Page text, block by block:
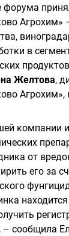
форума
Агрохим»
в
Желтова,
Агрохим»,
компании
от
его за
сообщила